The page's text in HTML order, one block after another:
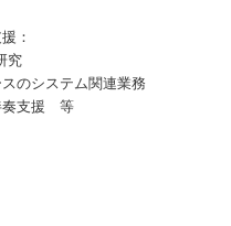
：
究
のシステム関連業務
奏支援 等